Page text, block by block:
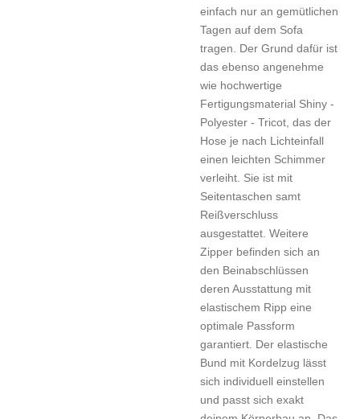
einfach nur an gemütlichen
Tagen auf dem Sofa
tragen. Der Grund dafür ist
das ebenso angenehme
wie hochwertige
Fertigungsmaterial Shiny -
Polyester - Tricot, das der
Hose je nach Lichteinfall
einen leichten Schimmer
verleiht. Sie ist mit
Seitentaschen samt
Reißverschluss
ausgestattet. Weitere
Zipper befinden sich an
den Beinabschlüssen
deren Ausstattung mit
elastischem Ripp eine
optimale Passform
garantiert. Der elastische
Bund mit Kordelzug lässt
sich individuell einstellen
und passt sich exakt